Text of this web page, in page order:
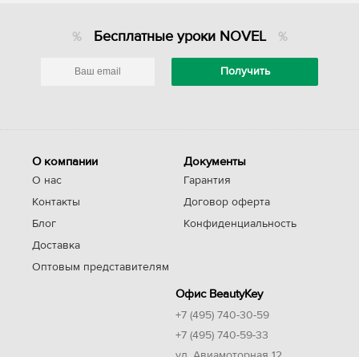
Бесплатные уроки NOVEL
О компании
О нас
Контакты
Блог
Доставка
Оптовым представителям
Документы
Гарантия
Договор оферта
Конфиденциальность
Офис BeautyKey
+7 (495) 740-30-59
+7 (495) 740-59-33